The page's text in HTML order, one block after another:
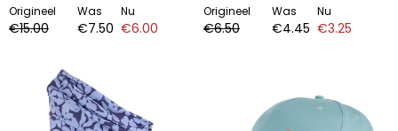
Origineel
€15.00
Was
€7.50
Nu
€6.00
Origineel
€6.50
Was
€4.45
Nu
€3.25